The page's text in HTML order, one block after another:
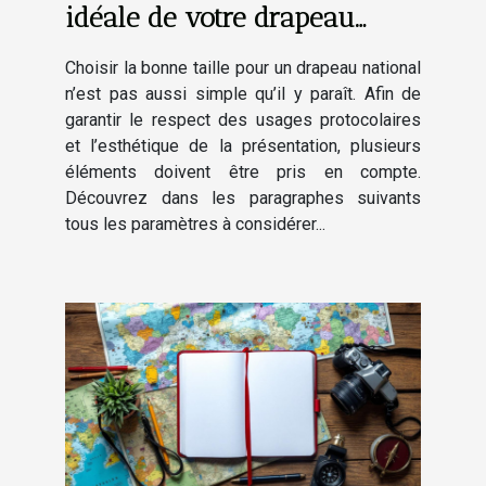
idéale de votre drapeau
Choisir la bonne taille pour un drapeau national
n’est pas aussi simple qu’il y paraît. Afin de
garantir le respect des usages protocolaires
et l’esthétique de la présentation, plusieurs
éléments doivent être pris en compte.
Découvrez dans les paragraphes suivants
tous les paramètres à considérer...